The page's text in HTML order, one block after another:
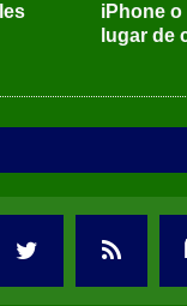
iPhone o
lugar de